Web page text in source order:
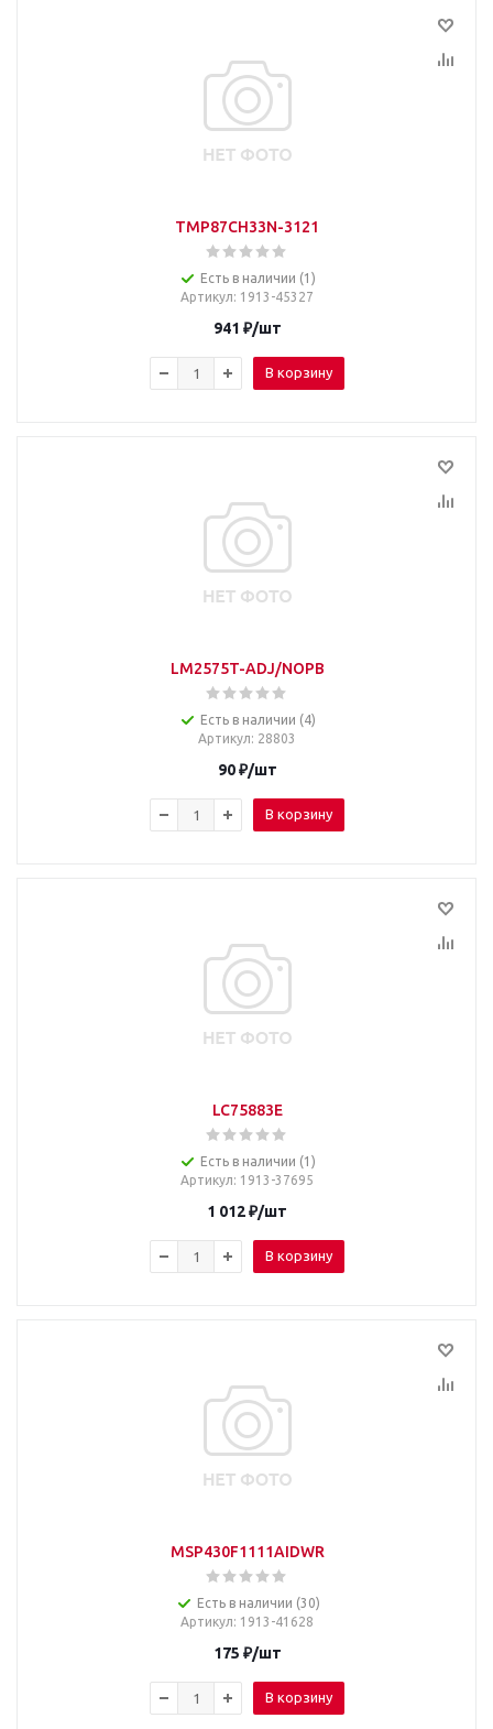
TMP87CH33N-3121
Есть в наличии (1)
Артикул: 1913-45327
941 ₽/шт
В корзину
LM2575T-ADJ/NOPB
Есть в наличии (4)
Артикул: 28803
90₽/шт
В корзину
LC75883E
Есть в наличии (1)
Артикул: 1913-37695
1 012₽/шт
В корзину
MSP430F1111AIDWR
Есть в наличии (30)
Артикул: 1913-41628
175 ₽/шт
В корзину